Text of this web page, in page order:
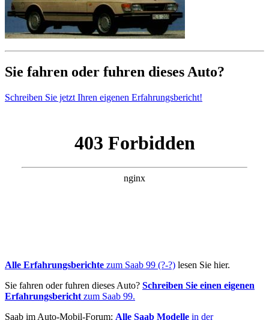
Sie fahren oder fuhren dieses Auto?
Schreiben Sie jetzt Ihren eigenen Erfahrungsbericht!
Alle Erfahrungsberichte zum Saab 99 (?-?) lesen Sie hier.
Sie fahren oder fuhren dieses Auto? Schreiben Sie einen eigenen
Erfahrungsbericht zum Saab 99.
Saab im Auto-Mobil-Forum: Alle Saab Modelle in der